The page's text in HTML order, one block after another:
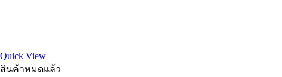
Quick View
สินค้าหมดแล้ว